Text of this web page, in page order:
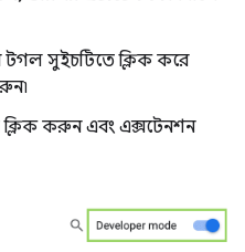
সুইচটিতে ক্লিক করে
করুন এবং এক্সটেনশন